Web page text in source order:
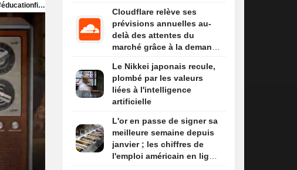
Cloudflare relève ses
prévisions annuelles au-
delà des attentes du
marché grâce à la demande
Le Nikkei japonais recule,
plombé par les valeurs
liées à l'intelligence
artificielle
L'or en passe de signer sa
meilleure semaine depuis
janvier ; les chiffres de
l'emploi américain en ligne